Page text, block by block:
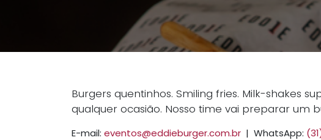
Burgers quentinhos. Smiling fries. Milk-shakes
qualquer ocasião. Nosso time vai preparar um
E-mail: eventos@eddieburger.com.br | WhatsApp: